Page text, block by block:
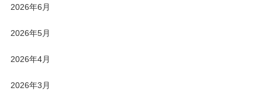
2026年6月
2026年5月
2026年4月
2026年3月